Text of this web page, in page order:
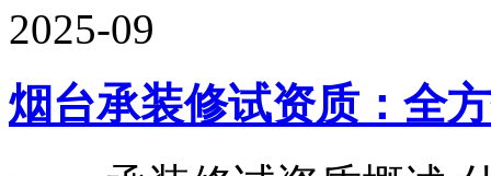
2025-09
烟台承装修试资质：全